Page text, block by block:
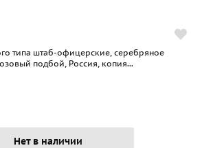
типа штаб-офицерские, серебряное
подбой, Россия, копия...
Нет в наличии